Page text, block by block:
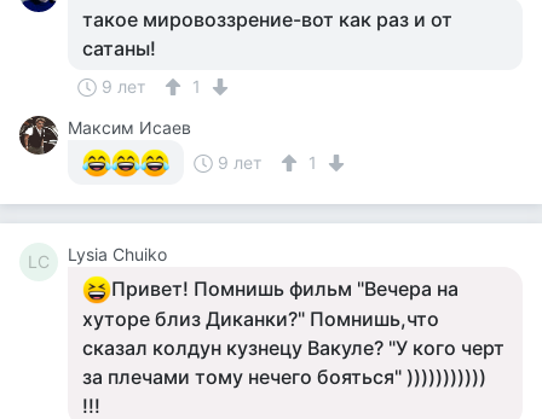
такое мировоззрение-вот как раз и от
сатаны!
9 лет
1
Максим Исаев
9 лет
1
LC Lysia Chuiko
Привет! Помнишь фильм "Вечера на
хуторе близ Диканки?" Помнишь,что
сказал колдун кузнецу Вакуле? "У кого черт
за плечами тому нечего бояться" )))))))))))
!!!